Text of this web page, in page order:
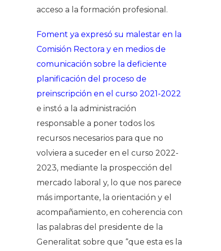
acceso a la formación profesional.
Foment ya expresó su malestar en la
Comisión Rectora y en medios de
comunicación sobre la deficiente
planificación del proceso de
preinscripción en el curso 2021-2022
e instó a la administración
responsable a poner todos los
recursos necesarios para que no
volviera a suceder en el curso 2022-
2023, mediante la prospección del
mercado laboral y, lo que nos parece
más importante, la orientación y el
acompañamiento, en coherencia con
las palabras del presidente de la
Generalitat sobre que “que esta es la